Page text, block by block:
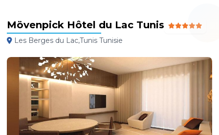
Mövenpick Hôtel du Lac Tunis
Les Berges du Lac,Tunis Tunisie